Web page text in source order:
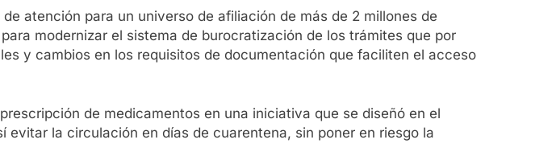
atención para un universo de afiliación de más de 2 millones de
modernizar el sistema de burocratización de los trámites que por
y cambios en los requisitos de documentación que faciliten el acceso
de medicamentos en una iniciativa que se diseñó en el
la circulación en días de cuarentena, sin poner en riesgo la